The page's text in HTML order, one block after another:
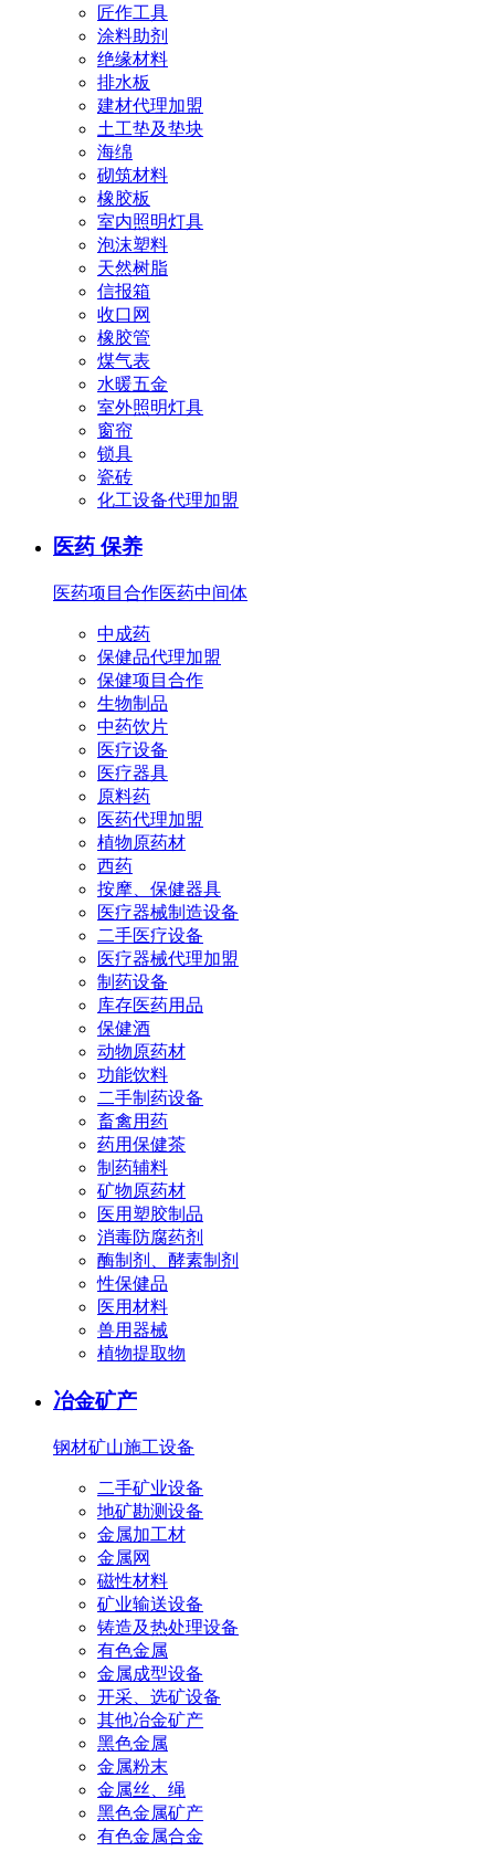
匠作工具
涂料助剂
绝缘材料
排水板
建材代理加盟
土工垫及垫块
海绵
砌筑材料
橡胶板
室内照明灯具
泡沫塑料
天然树脂
信报箱
收口网
橡胶管
煤气表
水暖五金
室外照明灯具
窗帘
锁具
瓷砖
化工设备代理加盟
医药 保养
医药项目合作医药中间体
中成药
保健品代理加盟
保健项目合作
生物制品
中药饮片
医疗设备
医疗器具
原料药
医药代理加盟
植物原药材
西药
按摩、保健器具
医疗器械制造设备
二手医疗设备
医疗器械代理加盟
制药设备
库存医药用品
保健酒
动物原药材
功能饮料
二手制药设备
畜禽用药
药用保健茶
制药辅料
矿物原药材
医用塑胶制品
消毒防腐药剂
酶制剂、酵素制剂
性保健品
医用材料
兽用器械
植物提取物
冶金矿产
钢材矿山施工设备
二手矿业设备
地矿勘测设备
金属加工材
金属网
磁性材料
矿业输送设备
铸造及热处理设备
有色金属
金属成型设备
开采、选矿设备
其他冶金矿产
黑色金属
金属粉末
金属丝、绳
黑色金属矿产
有色金属合金